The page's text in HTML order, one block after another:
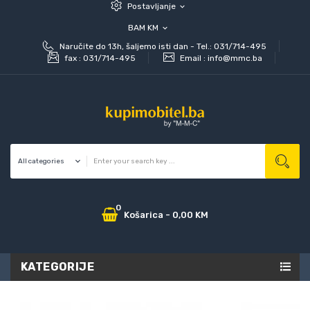
Postavljanje expand_more
BAM KM expand_more
Naručite do 13h, šaljemo isti dan - Tel.: 031/714-495
fax : 031/714-495 Email : info@mmc.ba
Košarica
0
- 0,00 KM
KATEGORIJE